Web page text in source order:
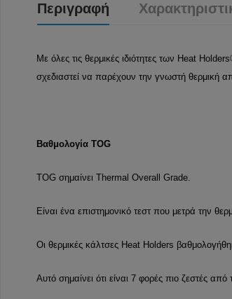
Περιγραφή
Με όλες τις θερμικές ιδιότητες των Heat
σχεδιαστεί να παρέχουν την γνωστή θερμική
Βαθμολογία TOG
TOG σημαίνει Thermal Overall Grade.
Είναι ένα επιστημονικό τεστ που μετρά την
Οι θερμικές κάλτσες Heat Holders
Αυτό σημαίνει ότι είναι 7 φορές πιο ζεστές